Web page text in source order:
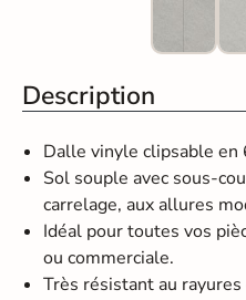
Description
Dalle vinyle clipsable en
Sol souple avec sous-
carrelage, aux allures
Idéal pour toutes vos
ou commerciale.
Très résistant au